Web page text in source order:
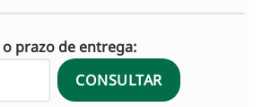
prazo de entrega:
CONSULTAR